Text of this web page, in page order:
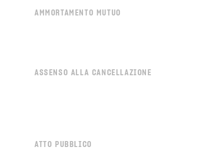
AMMORTAMENTO MUTUO
ASSENSO ALLA CANCELLAZIONE
ATTO PUBBLICO